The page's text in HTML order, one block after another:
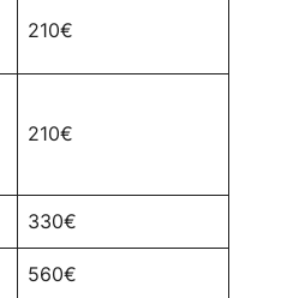
210€
210€
330€
560€